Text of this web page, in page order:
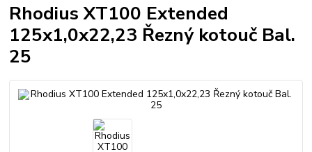
Rhodius XT100 Extended
125x1,0x22,23 Řezný kotouč Bal.
25